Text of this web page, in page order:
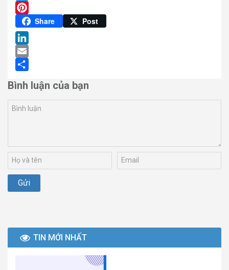
Twitter
Pinterest
Share Post
LinkedIn
Email
Bình luận của bạn
TIN MỚI NHẤT